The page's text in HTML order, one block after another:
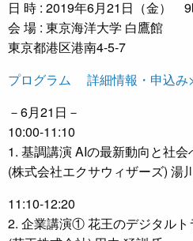
日 時 : 2019年6月21日（金）
会 場 : 東京海洋大学 白鷹館
東京都港区港南4-5-7
プログラム 詳細情報・申込み
－6月21日－
10:00-11:10
1. 基調講演 AIの最新動向と社会
(株式会社エクサウィザーズ) 湯
11:10-12:20
2. 企業講演① 花王のデジタルト